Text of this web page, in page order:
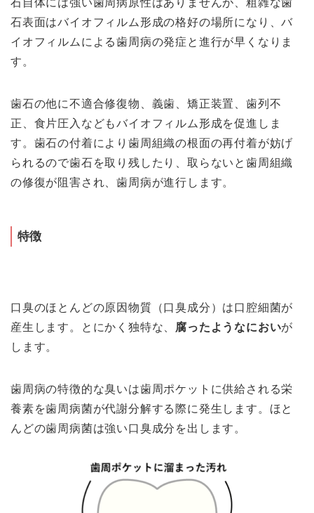
石自体には強い歯周病原性はありませんが、粗雑な歯
石表面はバイオフィルム形成の格好の場所になり、バ
イオフィルムによる歯周病の発症と進行が早くなりま
す。
歯石の他に不適合修復物、義歯、矯正装置、歯列不
正、食片圧入などもバイオフィルム形成を促進しま
す。歯石の付着により歯周組織の根面の再付着が妨げ
られるので歯石を取り残したり、取らないと歯周組織
の修復が阻害され、歯周病が進行します。
特徴
口臭のほとんどの原因物質（口臭成分）は口腔細菌が
産生します。とにかく独特な、 腐ったようなにおいが
します。
歯周病の特徴的な臭いは歯周ポケットに供給される栄
養素を歯周病菌が代謝分解する際に発生します。ほと
んどの歯周病菌は強い口臭成分を出します。